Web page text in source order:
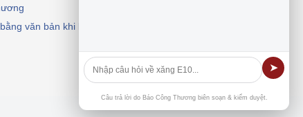
văn bản khi khai thác, dẫn nguồn.
➤
Câu trả lời do Báo Công Thương biên soạn & kiểm duyệt.